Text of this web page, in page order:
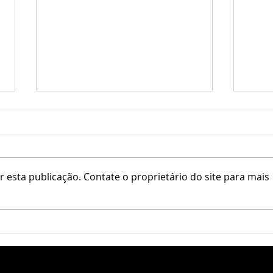
Erfe
esta publicação. Contate o proprietário do site para mais